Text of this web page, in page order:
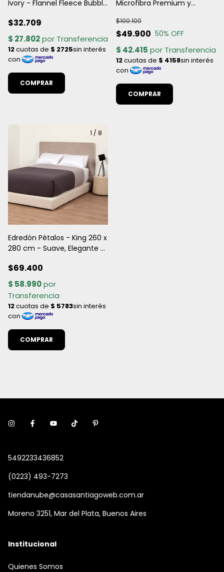
Ivory - Flannel Fleece Bubble
$32.709
COMPRAR
Microfibra Premium y
King 260 x 280 cm
$49.900
$100.100
50% OFF
COMPRAR
1 / 8
Edredón Pétalos - King 260 x
280 cm - Suave, Elegante y
$69.400
COMPRAR
5492233436852
(0223) 493-7273
tiendanube@casasantiagoweb.com.ar
Moreno 3251, Mar del Plata, Buenos Aires
Institucional
Quienes Somos